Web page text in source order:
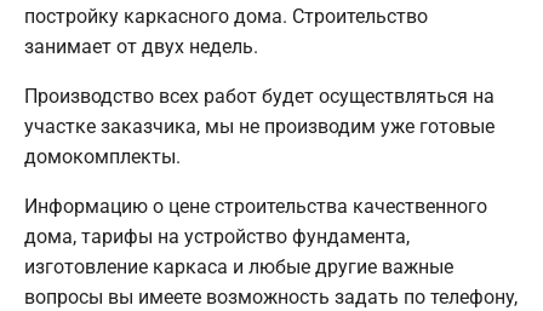
постройку каркасного дома. Строительство
занимает от двух недель.
Производство всех работ будет осуществляться на
участке заказчика, мы не производим уже готовые
домокомплекты.
Информацию о цене строительства качественного
дома, тарифы на устройство фундамента,
изготовление каркаса и любые другие важные
вопросы вы имеете возможность задать по телефону,